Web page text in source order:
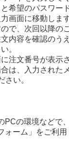
希望のパスワー
画面に移動しま
で、次回以降の
内容を確認のう
。
注文番号が表
は、入力された
さい。
PCの環境などで
ォーム」をご利